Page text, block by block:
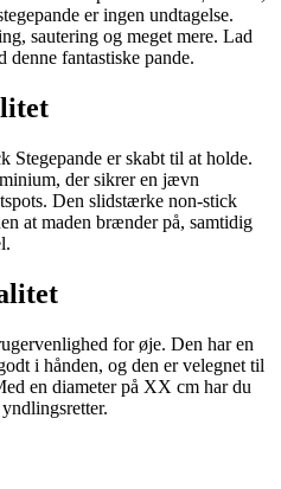
er ingen undtagelse.
sautering og meget mere. Lad
denne fantastiske pande.
Stegepande er skabt til at holde.
der sikrer en jævn
Den slidstærke non-stick
at maden brænder på, samtidig
for øje. Den har en
i hånden, og den er velegnet til
en diameter på XX cm har du